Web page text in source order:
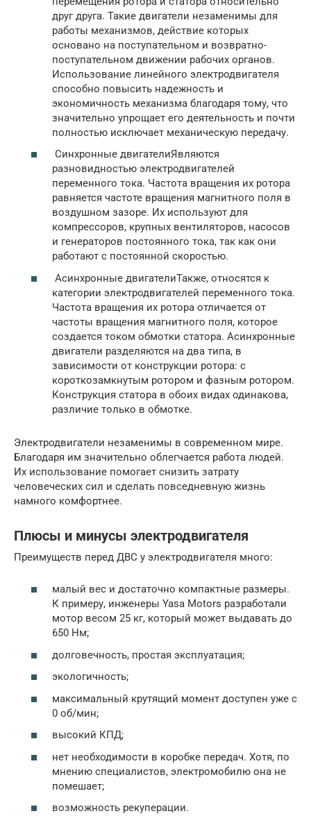
друг друга. Такие двигатели незаменимы для
работы механизмов, действие которых
основано на поступательном и возвратно-
поступательном движении рабочих органов.
Использование линейного электродвигателя
способно повысить надежность и
экономичность механизма благодаря тому, что
значительно упрощает его деятельность и почти
полностью исключает механическую передачу.
Синхронные двигателиЯвляются
разновидностью электродвигателей
переменного тока. Частота вращения их ротора
равняется частоте вращения магнитного поля в
воздушном зазоре. Их используют для
компрессоров, крупных вентиляторов, насосов
и генераторов постоянного тока, так как они
работают с постоянной скоростью.
Асинхронные двигателиТакже, относятся к
категории электродвигателей переменного тока.
Частота вращения их ротора отличается от
частоты вращения магнитного поля, которое
создается током обмотки статора. Асинхронные
двигатели разделяются на два типа, в
зависимости от конструкции ротора: с
короткозамкнутым ротором и фазным ротором.
Конструкция статора в обоих видах одинакова,
различие только в обмотке.
Электродвигатели незаменимы в современном мире.
Благодаря им значительно облегчается работа людей.
Их использование помогает снизить затрату
человеческих сил и сделать повседневную жизнь
намного комфортнее.
Плюсы и минусы электродвигателя
Преимуществ перед ДВС у электродвигателя много:
малый вес и достаточно компактные размеры.
К примеру, инженеры Yasa Motors разработали
мотор весом 25 кг, который может выдавать до
650 Нм;
долговечность, простая эксплуатация;
экологичность;
максимальный крутящий момент доступен уже с
0 об/мин;
высокий КПД;
нет необходимости в коробке передач. Хотя, по
мнению специалистов, электромобилю она не
помешает;
возможность рекуперации.